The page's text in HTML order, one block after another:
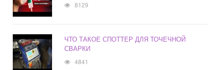
8129
ЧТО ТАКОЕ СПОТТЕР ДЛЯ ТОЧЕЧНОЙ
СВАРКИ
4841